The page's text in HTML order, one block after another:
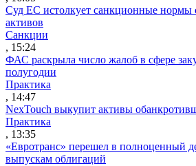
Суд ЕС истолкует санкционные нормы
активов
Санкции
, 15:24
ФАС раскрыла число жалоб в сфере
полугодии
Практика
, 14:47
NexTouch выкупит активы
Практика
, 13:35
«Евротранс» перешел в полноценный
выпускам облигаций